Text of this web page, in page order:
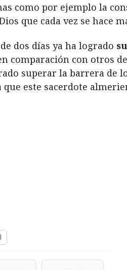
como por ejemplo la
que cada vez se hace
dos días ya ha logrado
comparación con otros
superar la barrera de
que este sacerdote